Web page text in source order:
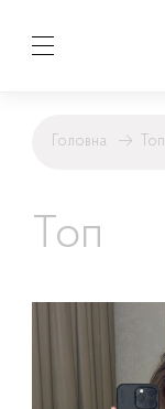
Головна → Топ
Топ